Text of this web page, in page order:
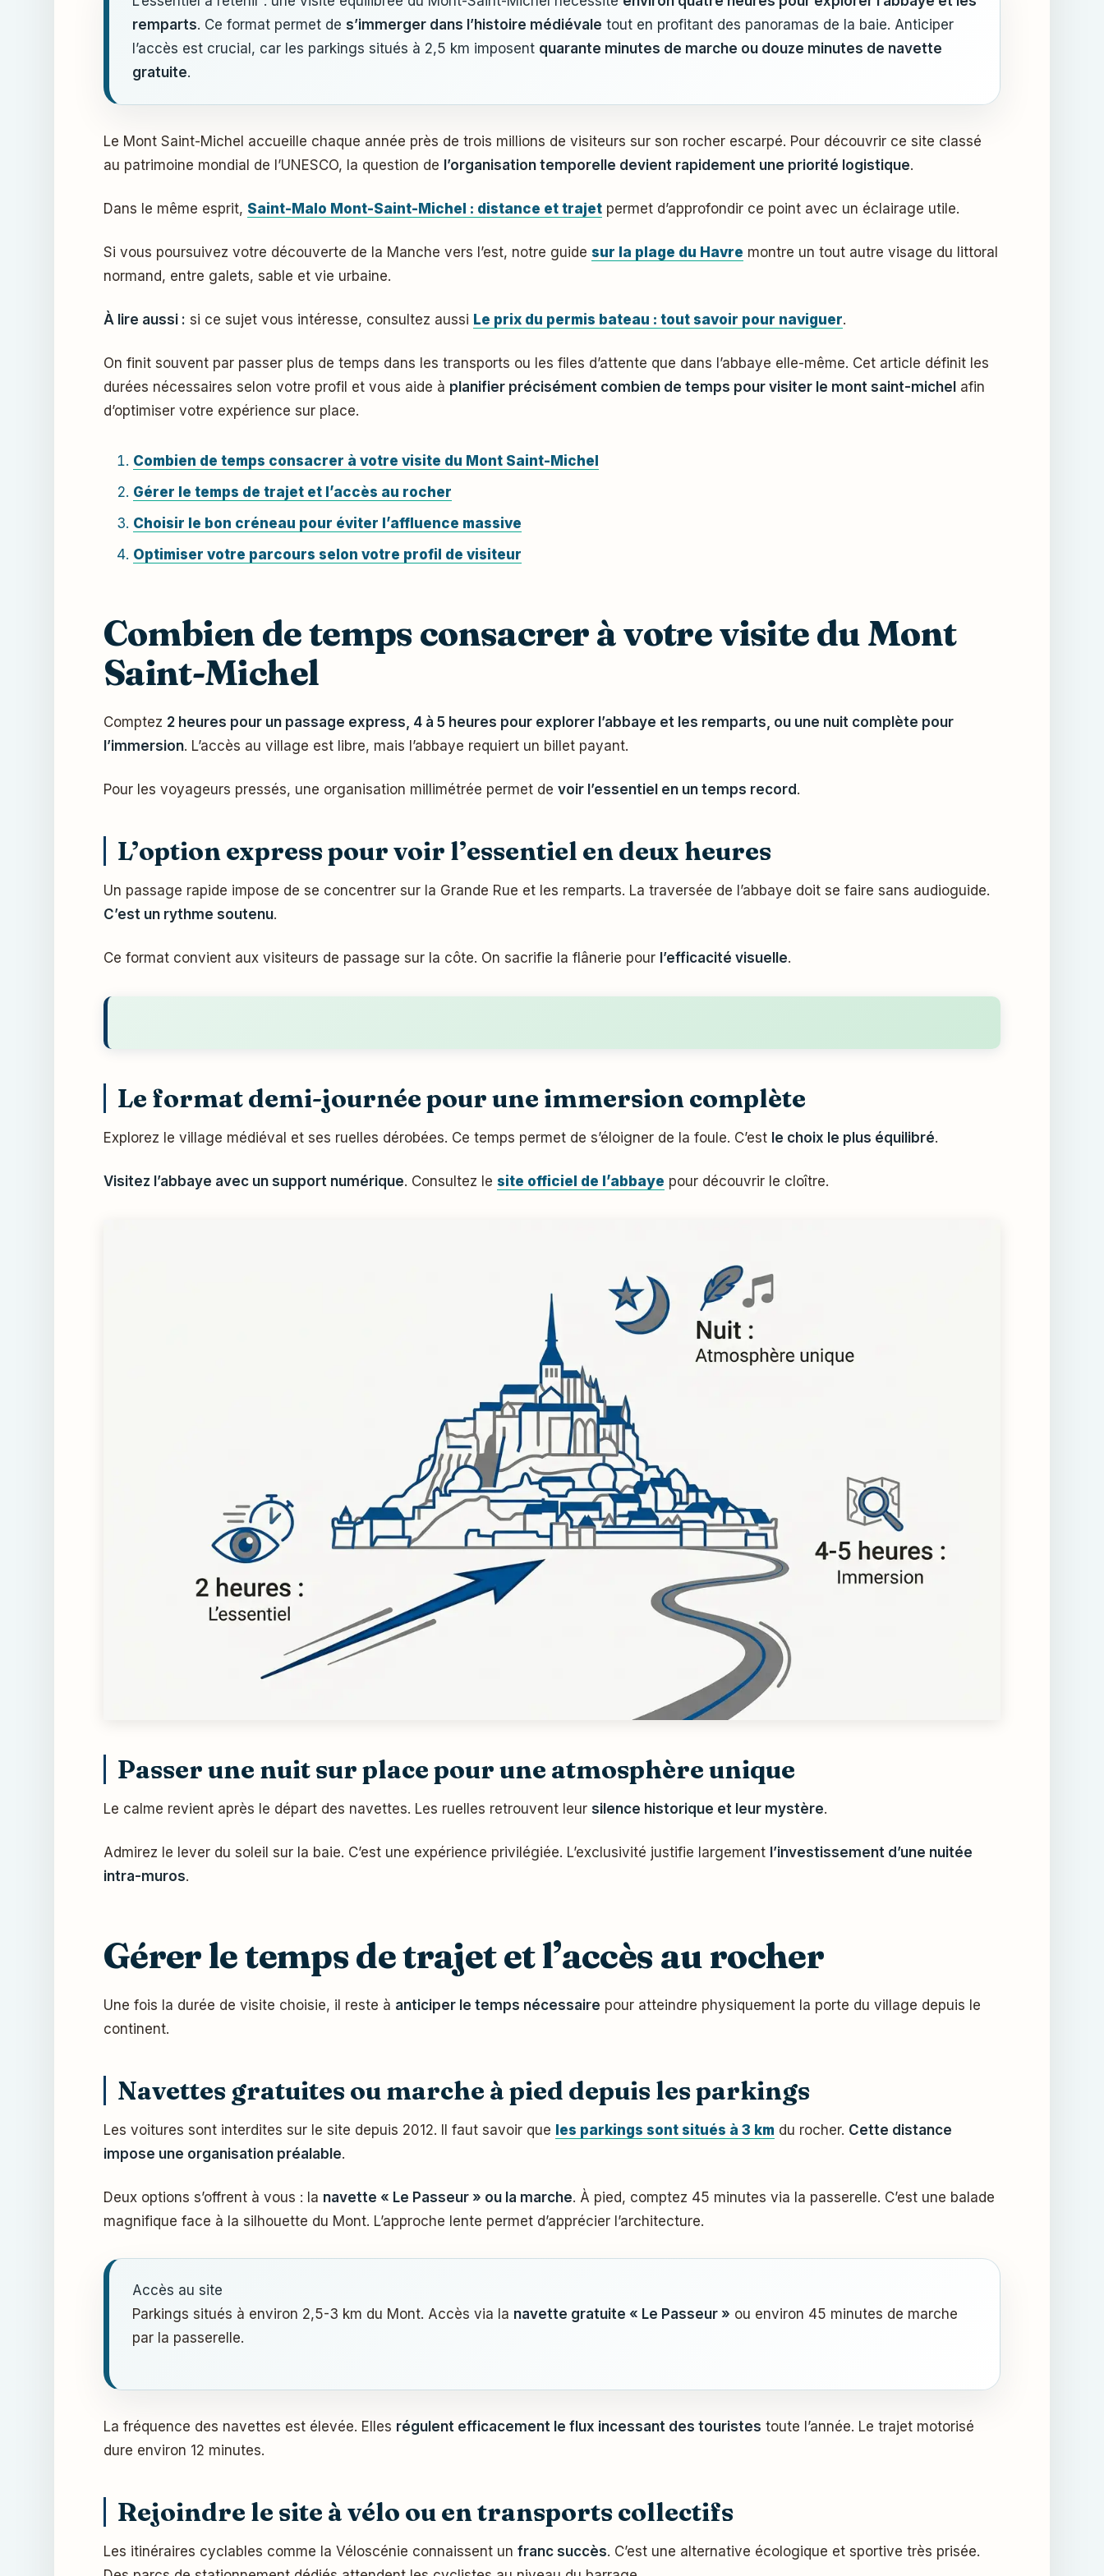
remparts. Ce format permet de s’immerger dans l’histoire médiévale tout en profitant des panoramas de la baie. Anticiper
l’accès est crucial, car les parkings situés à 2,5 km imposent quarante minutes de marche ou douze minutes de navette
gratuite.
Le Mont Saint-Michel accueille chaque année près de trois millions de visiteurs sur son rocher escarpé. Pour découvrir ce site classé
au patrimoine mondial de l’UNESCO, la question de l’organisation temporelle devient rapidement une priorité logistique.
Dans le même esprit, Saint-Malo Mont-Saint-Michel : distance et trajet permet d’approfondir ce point avec un éclairage utile.
Si vous poursuivez votre découverte de la Manche vers l’est, notre guide sur la plage du Havre montre un tout autre visage du littoral
normand, entre galets, sable et vie urbaine.
À lire aussi : si ce sujet vous intéresse, consultez aussi Le prix du permis bateau : tout savoir pour naviguer.
On finit souvent par passer plus de temps dans les transports ou les files d’attente que dans l’abbaye elle-même. Cet article définit les
durées nécessaires selon votre profil et vous aide à planifier précisément combien de temps pour visiter le mont saint-michel afin
d’optimiser votre expérience sur place.
Combien de temps consacrer à votre visite du Mont Saint-Michel
Gérer le temps de trajet et l’accès au rocher
Choisir le bon créneau pour éviter l’affluence massive
Optimiser votre parcours selon votre profil de visiteur
Combien de temps consacrer à votre visite du Mont
Saint-Michel
Comptez 2 heures pour un passage express, 4 à 5 heures pour explorer l’abbaye et les remparts, ou une nuit complète pour
l’immersion. L’accès au village est libre, mais l’abbaye requiert un billet payant.
Pour les voyageurs pressés, une organisation millimétrée permet de voir l’essentiel en un temps record .
L’option express pour voir l’essentiel en deux heures
Un passage rapide impose de se concentrer sur la Grande Rue et les remparts. La traversée de l’abbaye doit se faire sans audioguide.
C’est un rythme soutenu.
Ce format convient aux visiteurs de passage sur la côte. On sacrifie la flânerie pour l’efficacité visuelle.
Le format demi-journée pour une immersion complète
Explorez le village médiéval et ses ruelles dérobées. Ce temps permet de s’éloigner de la foule. C’est le choix le plus équilibré.
Visitez l’abbaye avec un support numérique. Consultez le site officiel de l’abbaye pour découvrir le cloître.
Passer une nuit sur place pour une atmosphère unique
Le calme revient après le départ des navettes. Les ruelles retrouvent leur silence historique et leur mystère.
Admirez le lever du soleil sur la baie. C’est une expérience privilégiée. L’exclusivité justifie largement l’investissement d’une nuitée
intra-muros.
Gérer le temps de trajet et l’accès au rocher
Une fois la durée de visite choisie, il reste à anticiper le temps nécessaire pour atteindre physiquement la porte du village depuis le
continent.
Navettes gratuites ou marche à pied depuis les parkings
Les voitures sont interdites sur le site depuis 2012. Il faut savoir que les parkings sont situés à 3 km du rocher. Cette distance
impose une organisation préalable.
Deux options s’offrent à vous : la navette « Le Passeur » ou la marche. À pied, comptez 45 minutes via la passerelle. C’est une balade
magnifique face à la silhouette du Mont. L’approche lente permet d’apprécier l’architecture.
Accès au site
Parkings situés à environ 2,5-3 km du Mont. Accès via la navette gratuite « Le Passeur » ou environ 45 minutes de marche
par la passerelle.
La fréquence des navettes est élevée. Elles régulent efficacement le flux incessant des touristes toute l’année. Le trajet motorisé
dure environ 12 minutes.
Rejoindre le site à vélo ou en transports collectifs
Les itinéraires cyclables comme la Véloscénie connaissent un franc succès. C’est une alternative écologique et sportive très prisée.